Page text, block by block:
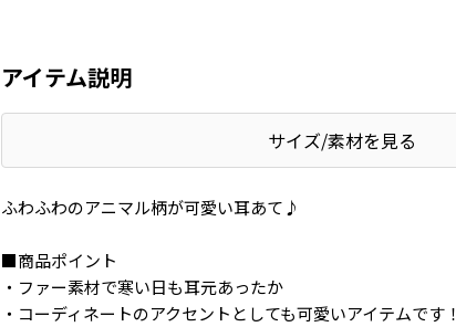
アイテム説明
サイズ/素材を見る
ふわふわのアニマル柄が可愛い耳あて♪
■商品ポイント
・ファー素材で寒い日も耳元あったか
・コーディネートのアクセントとしても可愛いアイテムです！